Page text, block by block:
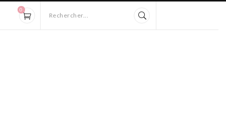
Rechercher...
0